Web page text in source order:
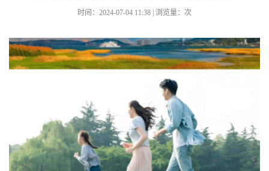
时间：2024-07-04 11:38 | 浏览量： 次